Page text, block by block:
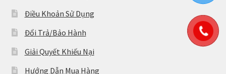
Điều Khoản Sử Dụng
Đổi Trả/Bảo Hành
Giải Quyết Khiếu Nại
Hướng Dẫn Mua Hàng